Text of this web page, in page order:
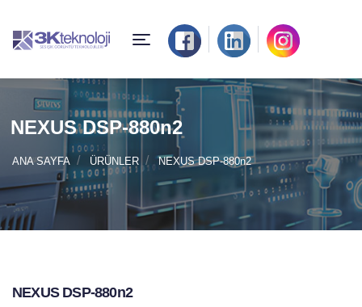
NEXUS DSP-880n2
ANA SAYFA ÜRÜNLER NEXUS DSP-880n2
NEXUS DSP-880n2